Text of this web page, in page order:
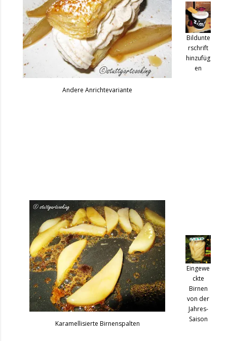
Andere Anrichtevariante
Bildunte
rschrift
hinzufüg
en
Karamellisierte Birnenspalten
Eingewe
ckte
Birnen
von der
Jahres-
Saison